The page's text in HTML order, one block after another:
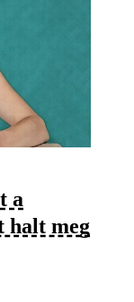
a
halt meg